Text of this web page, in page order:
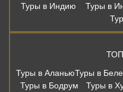
Туры в Индию
Туры в
ТОП
Туры в АланьюТуры в
Туры в Бодрум
Туры в